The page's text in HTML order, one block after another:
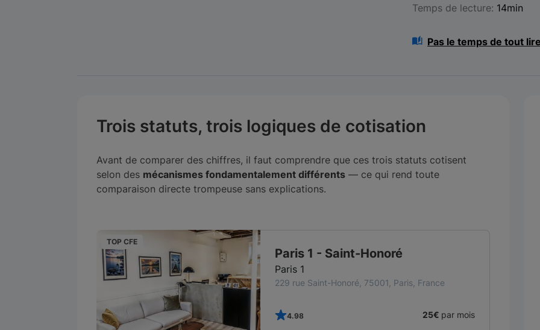
Temps de lecture: 14min
Pas le temps de tout
Trois statuts, trois logiques de cotisation
Avant de comparer des chiffres, il faut comprendre que ces trois statuts cotisent
selon des mécanismes fondamentalement différents — ce qui rend toute
comparaison directe trompeuse sans explications.
TOP CFE
Paris 2 - Colonnes
Paris 2
9 rue des colonnes, 75002, Paris, France
4.99 26€ par mois